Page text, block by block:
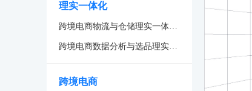
理实一体化
跨境电商物流与仓储理实一体化系统
跨境电商数据分析与选品理实一体化系统
跨境电商